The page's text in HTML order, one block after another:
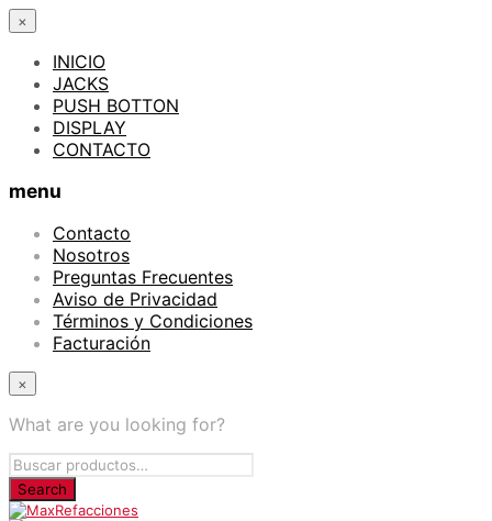
×
INICIO
JACKS
PUSH BOTTON
DISPLAY
CONTACTO
menu
Contacto
Nosotros
Preguntas Frecuentes
Aviso de Privacidad
Términos y Condiciones
Facturación
×
What are you looking for?